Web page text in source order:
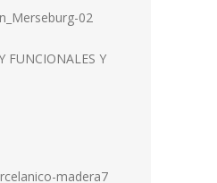
FUNCIONALES Y